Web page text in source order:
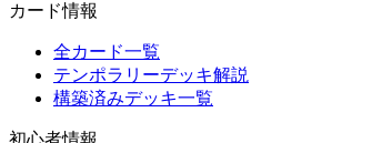
カード情報
全カード一覧
テンポラリーデッキ解説
構築済みデッキ一覧
初心者情報